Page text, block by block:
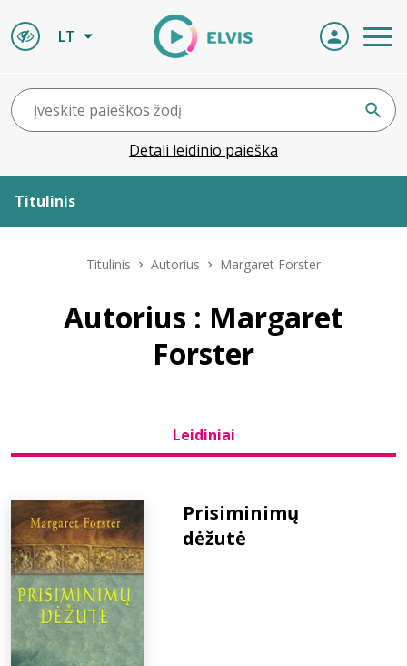
LT
Detali leidinio paieška
Titulinis
Leidiniai
Naujienos
Bibliotekoms
D.U.K.
Titulinis Autorius Margaret Forster
Autorius : Margaret
Forster
Leidiniai
Prisiminimų
dėžutė